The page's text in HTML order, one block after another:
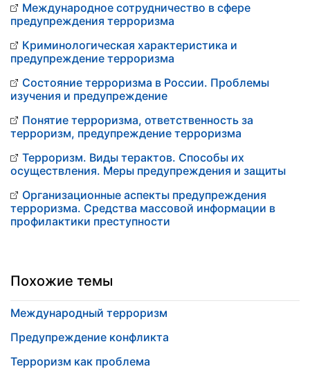
Международное сотрудничество в сфере
предупреждения терроризма
Криминологическая характеристика и
предупреждение терроризма
Состояние терроризма в России. Проблемы
изучения и предупреждение
Понятие терроризма, ответственность за
терроризм, предупреждение терроризма
Терроризм. Виды терактов. Способы их
осуществления. Меры предупреждения и защиты
Организационные аспекты предупреждения
терроризма. Средства массовой информации в
профилактики преступности
Похожие темы
Международный терроризм
Предупреждение конфликта
Терроризм как проблема